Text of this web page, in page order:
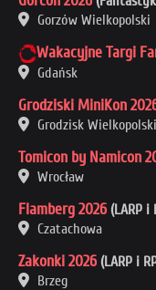
Gorzów Wielkopolski
Wakacyjne Targi
Gdańsk
Grodziski MiniKon
Grodzisk Wielkopolski
Tomicon by Namicon
Wrocław
Flamberg 2026 (LARP i
Czatachowa
Zakonki 2026 (LARP i
Brzeg